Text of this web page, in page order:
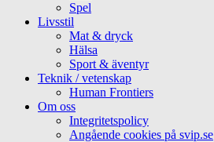
Spel
Livsstil
Mat & dryck
Hälsa
Sport & äventyr
Teknik / vetenskap
Human Frontiers
Om oss
Integritetspolicy
Angående cookies på svip.se